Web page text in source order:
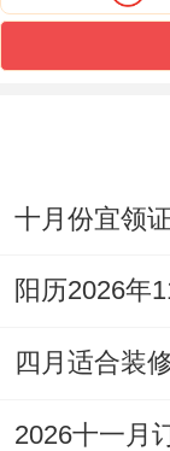
十一
月十
星
期
月廿
二
期
一
月廿
七
期
六